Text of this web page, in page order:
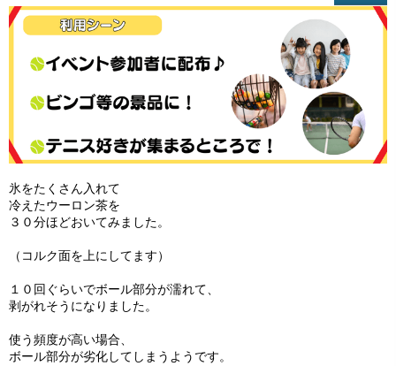
氷をたくさん入れて
冷えたウーロン茶を
３０分ほどおいてみました。
（コルク面を上にしてます）
１０回ぐらいでボール部分が濡れて、
剥がれそうになりました。
使う頻度が高い場合、
ボール部分が劣化してしまうようです。